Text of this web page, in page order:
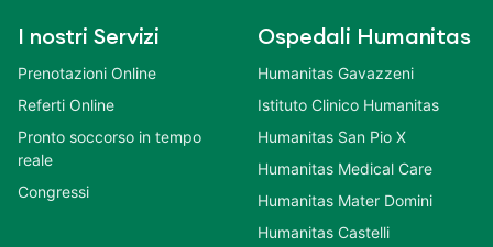
I nostri Servizi
Prenotazioni Online
Referti Online
Pronto soccorso in tempo
reale
Congressi
Ospedali Humanitas
Humanitas Gavazzeni
Istituto Clinico Humanitas
Humanitas San Pio X
Humanitas Medical Care
Humanitas Mater Domini
Humanitas Castelli